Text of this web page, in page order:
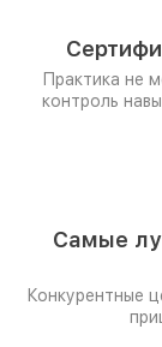
Практика не
контроль
Самые
Конкурентные